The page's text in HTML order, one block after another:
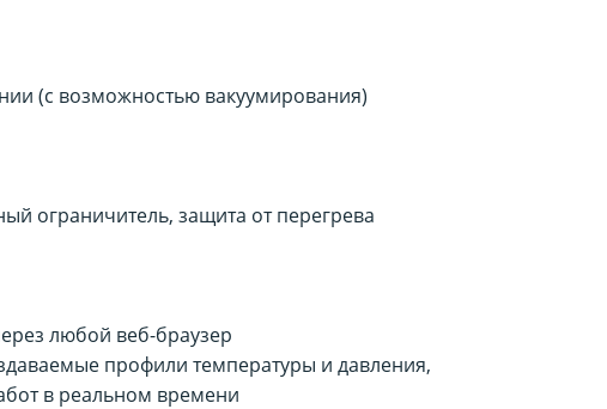
(с возможностью вакуумирования)
ограничитель, защита от перегрева
любой веб-браузер
профили температуры и давления,
в реальном времени